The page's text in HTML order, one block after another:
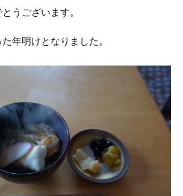
うございます。
年明けとなりました。